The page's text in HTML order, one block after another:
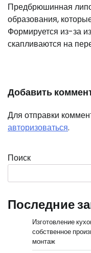
Предбрюшинная
образования,
Формируется из-за
скапливаются на
Добавить
Для отправки
авторизоваться.
Поиск
Последние
Изготовление
собственное
монтаж